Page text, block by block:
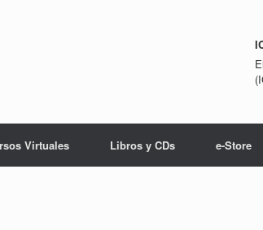
Virtuales Libros y CDs e-Store